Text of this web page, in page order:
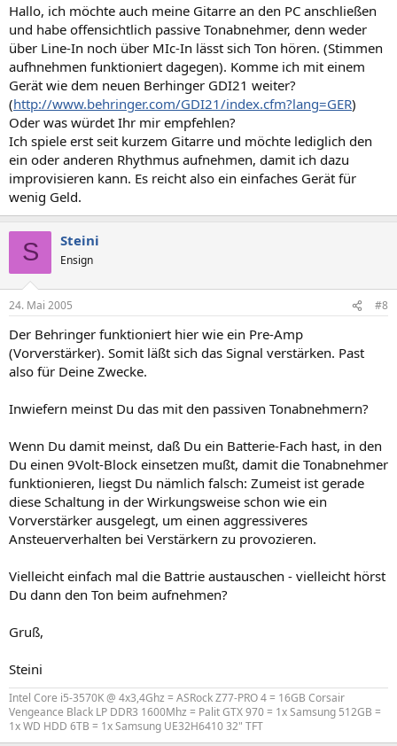
Hallo, ich möchte auch meine Gitarre an den PC anschließen
und habe offensichtlich passive Tonabnehmer, denn weder
über Line-In noch über MIc-In lässt sich Ton hören. (Stimmen
aufhnehmen funktioniert dagegen). Komme ich mit einem
Gerät wie dem neuen Berhinger GDI21 weiter?
(http://www.behringer.com/GDI21/index.cfm?lang=GER)
Oder was würdet Ihr mir empfehlen?
Ich spiele erst seit kurzem Gitarre und möchte lediglich den
ein oder anderen Rhythmus aufnehmen, damit ich dazu
improvisieren kann. Es reicht also ein einfaches Gerät für
wenig Geld.
S Steini
Ensign
24. Mai 2005 #8
Der Behringer funktioniert hier wie ein Pre-Amp
(Vorverstärker). Somit läßt sich das Signal verstärken. Past
also für Deine Zwecke.
Inwiefern meinst Du das mit den passiven Tonabnehmern?
Wenn Du damit meinst, daß Du ein Batterie-Fach hast, in den
Du einen 9Volt-Block einsetzen mußt, damit die Tonabnehmer
funktionieren, liegst Du nämlich falsch: Zumeist ist gerade
diese Schaltung in der Wirkungsweise schon wie ein
Vorverstärker ausgelegt, um einen aggressiveres
Ansteuerverhalten bei Verstärkern zu provozieren.
Vielleicht einfach mal die Battrie austauschen - vielleicht hörst
Du dann den Ton beim aufnehmen?
Gruß,
Steini
Intel Core i5-3570K @ 4x3,4Ghz = ASRock Z77-PRO 4 = 16GB Corsair
Vengeance Black LP DDR3 1600Mhz = Palit GTX 970 = 1x Samsung 512GB =
1x WD HDD 6TB = 1x Samsung UE32H6410 32" TFT